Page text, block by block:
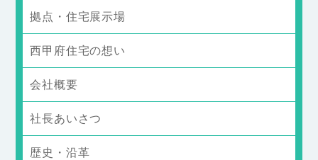
拠点・住宅展示場
西甲府住宅の想い
会社概要
社長あいさつ
歴史・沿革